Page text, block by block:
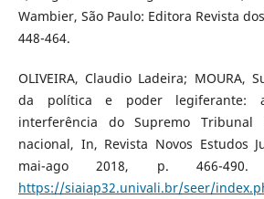
Wambier, São Paulo: Editora Revista
448-464.
OLIVEIRA, Claudio Ladeira; MOURA,
da política e poder legiferante:
interferência do Supremo Tribunal
nacional, In, Revista Novos Estudos
mai-ago 2018, p. 466-490.
https://siaiap32.univali.br/seer/